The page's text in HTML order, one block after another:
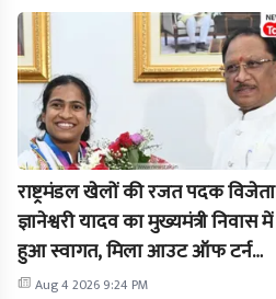
राष्ट्रमंडल खेलों की रजत पदक विजेता
ज्ञानेश्वरी यादव का मुख्यमंत्री निवास में
हुआ स्वागत, मिला आउट ऑफ टर्न
प्रमोशन
Aug 4 2026 9:24 PM